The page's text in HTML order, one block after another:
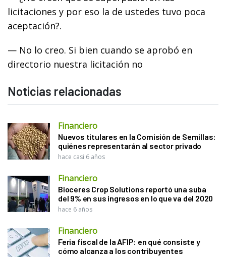
licitaciones y por eso la de ustedes tuvo poca
aceptación?.
— No lo creo. Si bien cuando se aprobó en
directorio nuestra licitación no
Noticias relacionadas
Financiero
Nuevos titulares en la Comisión de Semillas:
quiénes representarán al sector privado
hace casi 6 años
Financiero
Bioceres Crop Solutions reportó una suba
del 9% en sus ingresos en lo que va del 2020
hace 6 años
Financiero
Feria fiscal de la AFIP: en qué consiste y
cómo alcanza a los contribuyentes